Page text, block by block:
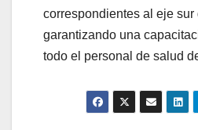
correspondientes al eje sur
garantizando una
todo el personal de salud